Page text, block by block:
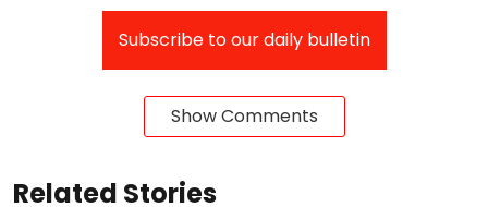
Subscribe to our daily bulletin
Show Comments
Related Stories